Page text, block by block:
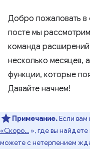
Добро пожаловать в
посте мы
команда
несколько месяцев,
функции, которые
Давайте начнем!
Примечание.Если вам
«Скоро… », где вы
можете с нетерпением